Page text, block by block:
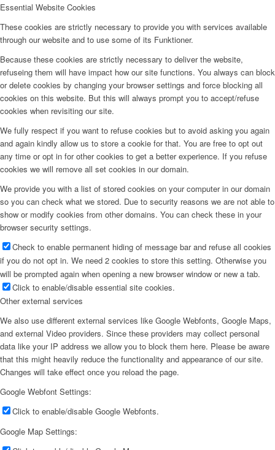
Essential Website Cookies
These cookies are strictly necessary to provide you with services available
through our website and to use some of its Funktioner.
Because these cookies are strictly necessary to deliver the website,
refuseing them will have impact how our site functions. You always can block
or delete cookies by changing your browser settings and force blocking all
cookies on this website. But this will always prompt you to accept/refuse
cookies when revisiting our site.
We fully respect if you want to refuse cookies but to avoid asking you again
and again kindly allow us to store a cookie for that. You are free to opt out
any time or opt in for other cookies to get a better experience. If you refuse
cookies we will remove all set cookies in our domain.
We provide you with a list of stored cookies on your computer in our domain
so you can check what we stored. Due to security reasons we are not able to
show or modify cookies from other domains. You can check these in your
browser security settings.
Check to enable permanent hiding of message bar and refuse all cookies
if you do not opt in. We need 2 cookies to store this setting. Otherwise you
will be prompted again when opening a new browser window or new a tab.
Click to enable/disable essential site cookies.
Other external services
We also use different external services like Google Webfonts, Google Maps,
and external Video providers. Since these providers may collect personal
data like your IP address we allow you to block them here. Please be aware
that this might heavily reduce the functionality and appearance of our site.
Changes will take effect once you reload the page.
Google Webfont Settings:
Click to enable/disable Google Webfonts.
Google Map Settings: